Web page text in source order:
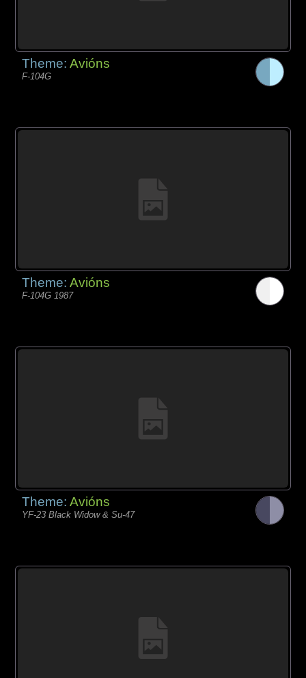
Theme:Avións
F-104G
Theme:Avións
F-104G 1987
Theme:Avións
YF-23 Black Widow & Su-47